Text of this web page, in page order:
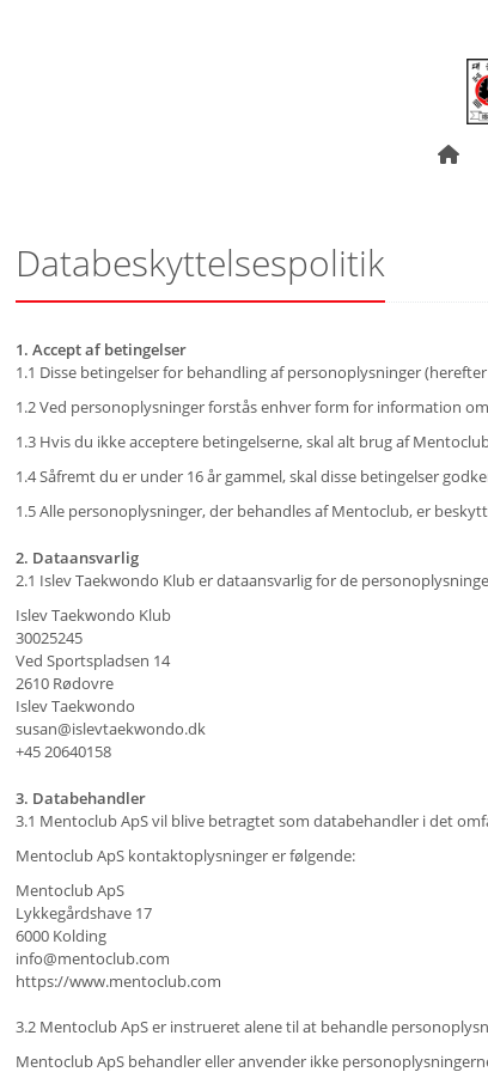
Databeskyttelsespolitik
1. Accept af betingelser
1.1 Disse betingelser for behandling af personoplysninger
1.2 Ved personoplysninger forstås enhver form for information
1.3 Hvis du ikke acceptere betingelserne, skal alt brug af
1.4 Såfremt du er under 16 år gammel, skal disse betingelser
1.5 Alle personoplysninger, der behandles af Mentoclub, er
2. Dataansvarlig
2.1 Islev Taekwondo Klub er dataansvarlig for de
Islev Taekwondo Klub
30025245
Ved Sportspladsen 14
2610 Rødovre
Islev Taekwondo
susan@islevtaekwondo.dk
+45 20640158
3. Databehandler
3.1 Mentoclub ApS vil blive betragtet som databehandler i det
Mentoclub ApS kontaktoplysninger er følgende:
Mentoclub ApS
Lykkegårdshave 17
6000 Kolding
info@mentoclub.com
https://www.mentoclub.com
3.2 Mentoclub ApS er instrueret alene til at behandle
Mentoclub ApS behandler eller anvender ikke